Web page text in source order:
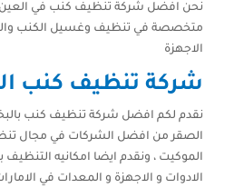
نحن افضل شركة تنظيف كنب في العين
متخصصة في تنظيف وغسيل الكنب
الاجهزة
شركة تنظيف كنب
نقدم لكم افضل شركة تنظيف كنب
الصقر من افضل الشركات في مجال
الموكيت ، ونقدم ايضا امكانيه التنظيف
الادوات و الاجهزة و المعدات في